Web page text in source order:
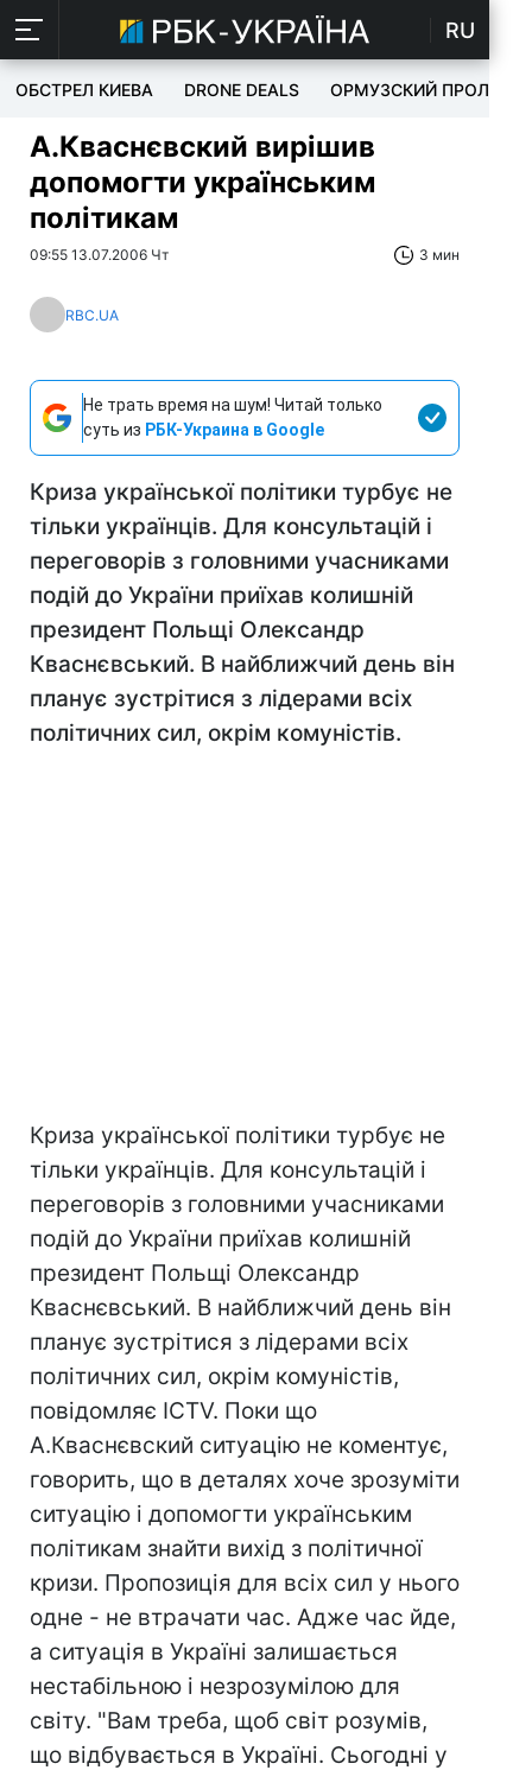
RU
ОБСТРЕЛ КИЕВА DRONE DEALS ОРМУЗСКИЙ ПРОЛИВ
А.Кваснєвский вирішив
допомогти українським
політикам
09:55 13.07.2006 Чт 3 мин
RBC.UA
Не трать время на шум! Читай только
суть из РБК-Украина в Google
Криза української політики турбує не
тільки українців. Для консультацій і
переговорів з головними учасниками
подій до України приїхав колишній
президент Польщі Олександр
Кваснєвський. В найближчий день він
планує зустрітися з лідерами всіх
політичних сил, окрім комуністів.
Криза української політики турбує не
тільки українців. Для консультацій і
переговорів з головними учасниками
подій до України приїхав колишній
президент Польщі Олександр
Кваснєвський. В найближчий день він
планує зустрітися з лідерами всіх
політичних сил, окрім комуністів,
повідомляє ICTV. Поки що
А.Кваснєвский ситуацію не коментує,
говорить, що в деталях хоче зрозуміти
ситуацію і допомогти українським
політикам знайти вихід з політичної
кризи. Пропозиція для всіх сил у нього
одне - не втрачати час. Адже час йде,
а ситуація в Україні залишається
нестабільною і незрозумілою для
світу. "Вам треба, щоб світ розумів,
що відбувається в Україні. Сьогодні у